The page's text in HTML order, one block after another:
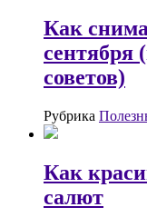
Как
сентября
советов)
Рубрика
Как
салют